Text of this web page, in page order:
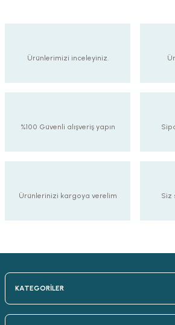
Ürünlerimizi inceleyiniz.
%100 Güvenli alışveriş yapın
Ürünlerinizi kargoya verelim Siz
KATEGORİLER